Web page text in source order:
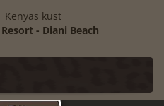
Kenyas kust
- Diani Beach